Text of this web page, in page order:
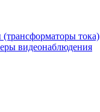
(трансформаторы тока)
видеонаблюдения